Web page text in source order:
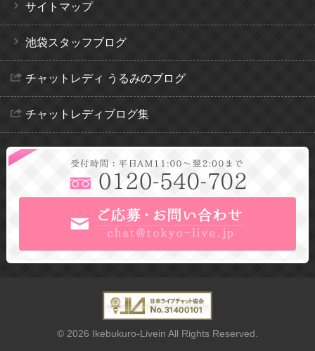
サイトマップ
池袋スタッフブログ
チャットレディ うるみのブログ
チャットレディブログ集
© 2026 Ikebukuro-Livein All Rights Reserved.